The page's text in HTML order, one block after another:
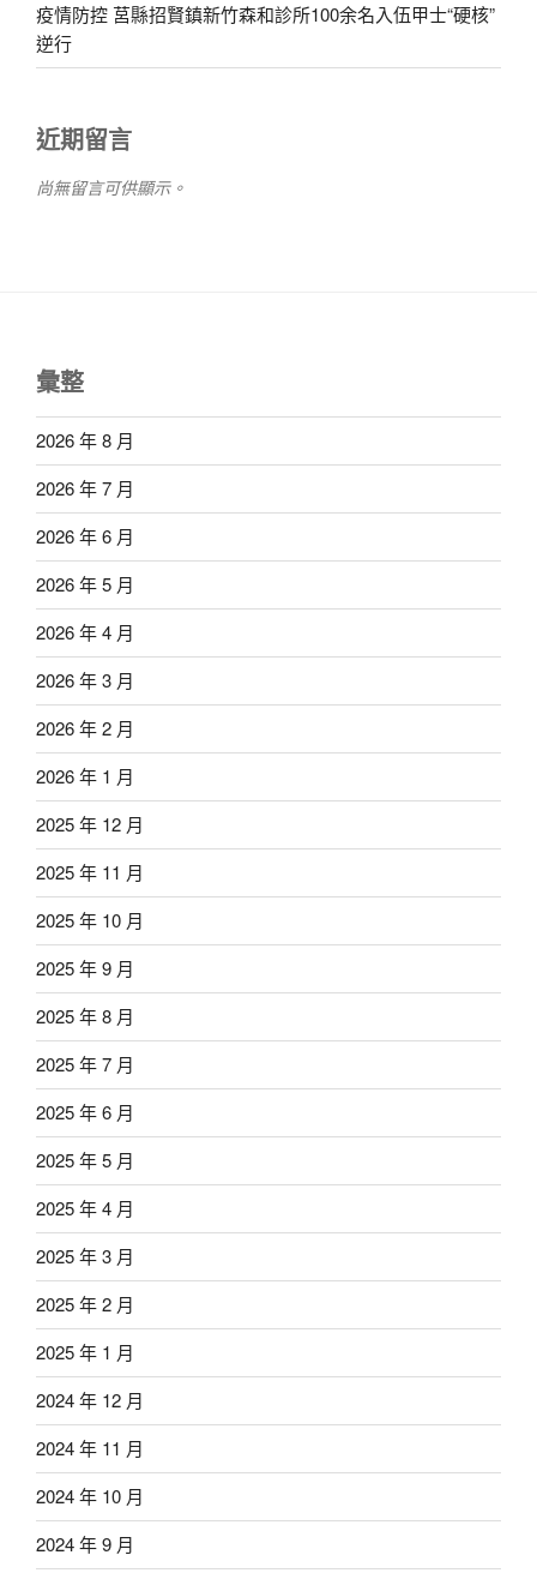
疫情防控 莒縣招賢鎮新竹森和診所100余名入伍甲士“硬核”
逆行
近期留言
尚無留言可供顯示。
彙整
2026 年 8 月
2026 年 7 月
2026 年 6 月
2026 年 5 月
2026 年 4 月
2026 年 3 月
2026 年 2 月
2026 年 1 月
2025 年 12 月
2025 年 11 月
2025 年 10 月
2025 年 9 月
2025 年 8 月
2025 年 7 月
2025 年 6 月
2025 年 5 月
2025 年 4 月
2025 年 3 月
2025 年 2 月
2025 年 1 月
2024 年 12 月
2024 年 11 月
2024 年 10 月
2024 年 9 月